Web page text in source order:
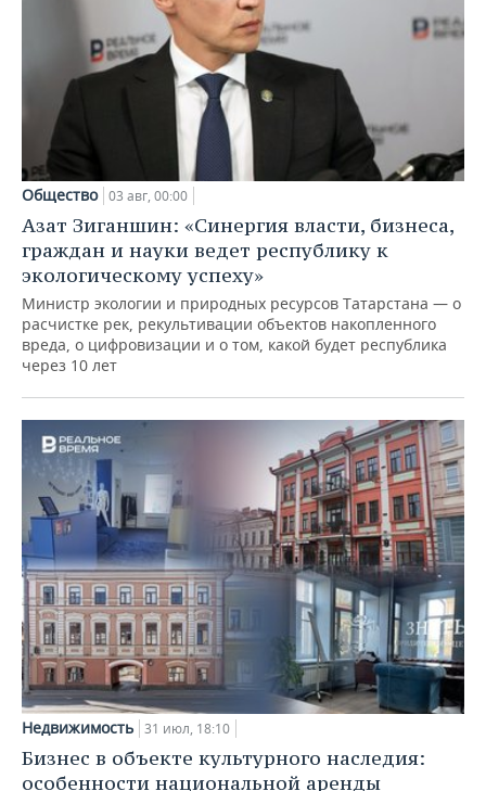
Общество 03 авг, 00:00
Азат Зиганшин: «Синергия власти, бизнеса,
граждан и науки ведет республику к
экологическому успеху»
Министр экологии и природных ресурсов Татарстана — о
расчистке рек, рекультивации объектов накопленного
вреда, о цифровизации и о том, какой будет республика
через 10 лет
Недвижимость 31 июл, 18:10
Бизнес в объекте культурного наследия:
особенности национальной аренды